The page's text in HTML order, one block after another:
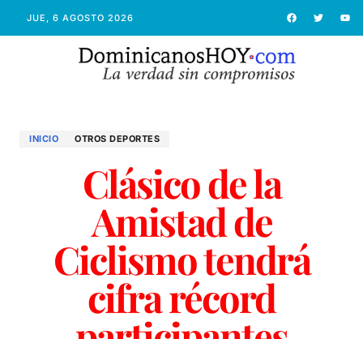
JUE, 6 AGOSTO 2026
INICIO OTROS DEPORTES
Clásico de la
Amistad de
Ciclismo tendrá
cifra récord